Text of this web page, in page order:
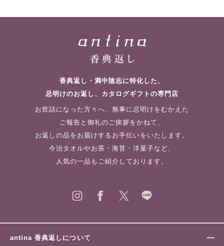
香典返し・満中陰志に特化した、
忌明けのお返し、カタログギフトの専門店
お世話になった方々へ、無事に忌明けをむかえた
ご報告と御礼のご挨拶をかねて、
お返しの品をお届けするお手伝いをいたします。
今治タオルやお茶・海苔・洋菓子など、
人気の一品もご紹介しております。
antina 香典返しについて